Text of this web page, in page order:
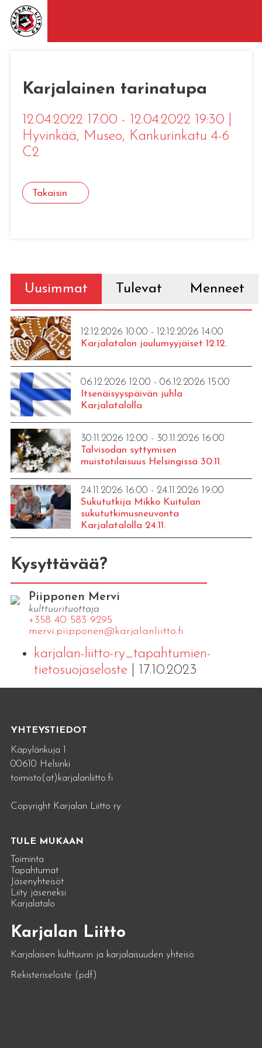
Karjalainen tarinatupa
12.04.2022 17:00 - 12.04.2022 19:30
Hyvinkää, Museo, Kankurinkatu 4-6
C2
Takaisin
Uusimmat Tulevat Menneet
12.12.2026 10:00 - 12.12.2026 14:00
Karjalatalon joulumyyjäiset 12.12.
06.12.2026 12:00 - 06.12.2026 15:00
Itsenäisyyspäivän juhla
Karjalatalolla
30.11.2026 12:00 - 30.11.2026 16:00
Talvisodan syttymisen
muistotilaisuus Helsingissä 30.11.
24.11.2026 16:00 - 24.11.2026 19:00
Sukututkija Mikko Kuitulan
sukututkimusneuvonta
Karjalatalolla 24.11.
Kysyttävää?
Piipponen Mervi
kulttuurituottaja
+358 40 583 9295
mervi.​piipponen@​kar​jala​nlii​tto.​fi
karjalan-liitto-ry_tapahtumien-
tietosuojaseloste| 17.10.2023
YHTEYSTIEDOT
Käpylänkuja 1
00610 Helsinki
toimisto(at)karjalanliitto.fi
Copyright Karjalan Liitto ry
TULE MUKAAN
Toiminta
Tapahtumat
Jäsenyhteisöt
Liity jäseneksi
Karjalatalo
Karjalan Liitto
Karjalaisen kulttuurin ja karjalaisuuden yhteisö
Rekisteriseloste (pdf)